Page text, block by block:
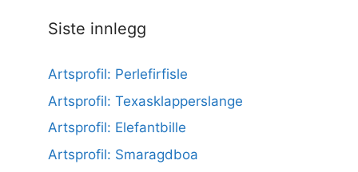
Siste innlegg
Artsprofil: Perlefirfisle
Artsprofil: Texasklapperslange
Artsprofil: Elefantbille
Artsprofil: Smaragdboa